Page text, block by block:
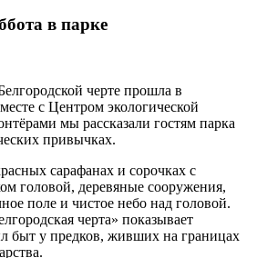
в парке
черте прошла в
с Центром экологической
мы рассказали гостям парка
привычках.
сарафанах и сорочках с
головой, деревяные сооружения,
поле и чистое небо над головой.
черта» показывает
быт у предков, живших на границах